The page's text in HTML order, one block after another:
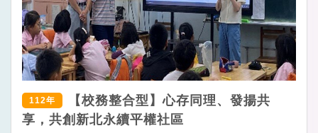
112年
【校務整合型】心存同理、發揚共
享，共創新北永續平權社區